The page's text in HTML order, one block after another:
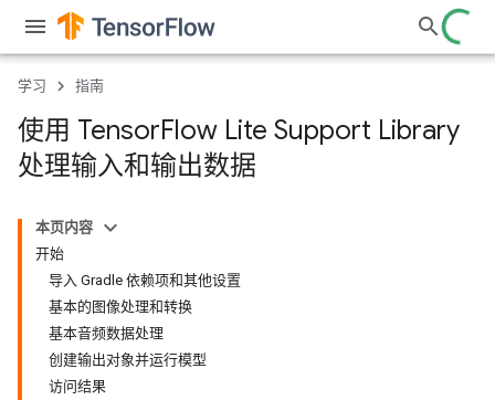
学习 指南
使用 TensorFlow Lite Support Library
处理输入和输出数据
本页内容
开始
导入 Gradle 依赖项和其他设置
基本的图像处理和转换
基本音频数据处理
创建输出对象并运行模型
访问结果